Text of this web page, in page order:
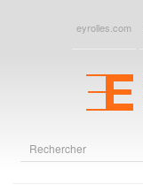
eyrolles.com